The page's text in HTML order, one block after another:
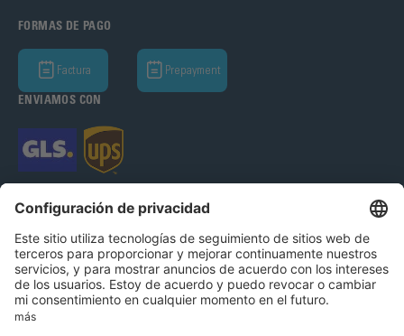
FORMAS DE PAGO
Factura Prepayment
ENVIAMOS CON
Bohle Complementos del Vidrio S.A.U 2026
Aviso Legal
Política de Privacidad
CGC